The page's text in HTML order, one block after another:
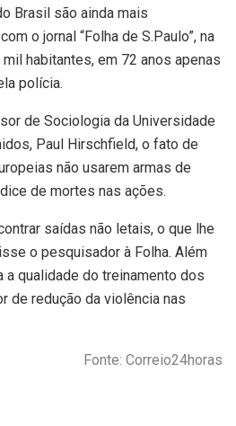
Brasil são ainda mais
o jornal “Folha de S.Paulo”, na
habitantes, em 72 anos apenas
polícia.
de Sociologia da Universidade
Paul Hirschfield, o fato de
não usarem armas de
de mortes nas ações.
saídas não letais, o que lhe
o pesquisador à Folha. Além
qualidade do treinamento dos
de redução da violência nas
Fonte: Correio24horas